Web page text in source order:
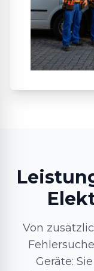
Von
Geräte: